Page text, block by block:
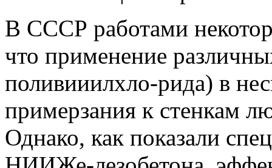
В СССР работами
что применение
поливииилхло-рида) в
примерзания к стенкам
Однако, как показали